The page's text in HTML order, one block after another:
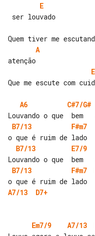
E
A
Que me escute com
A6 C#7/G#
B7/13
F#m7
B7/13
E7/9
B7/13
F#m7
A7/13
D7+
Em7/9 A7/13